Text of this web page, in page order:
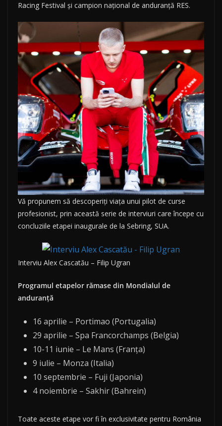
Racing Festival și campion național de anduranță RES.
Vă propunem să descoperiți viața unui pilot de curse
profesionist, prin această serie de interviuri care începe cu
concluziile etapei inaugurale de la Sebring, SUA.
Interviu Alex Cascatău – Filip Ugran
Programul etapelor rămase din Mondialul de
anduranță
16 aprilie – Portimao (Portugalia)
29 aprilie – Spa Francorchamps (Belgia)
10-11 iunie – Le Mans (Franța)
9 iulie – Monza (Italia)
10 septembrie – Fuji (Japonia)
4 noiembrie – Sakhir (Bahrein)
Toate aceste etape vor fi în exclusivitate pentru România